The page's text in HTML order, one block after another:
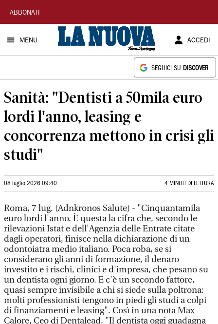
La
Nuova
Sardegna
ABBONATI
MENU ACCEDI
SEGUICI SU DISCOVER
Sanità: "Dentisti a 50mila euro
lordi l'anno, leasing e
concorrenza mettono in crisi gli
studi"
08 luglio 2026 09:40 4 MINUTI DI LETTURA
Roma, 7 lug. (Adnkronos Salute) - "Cinquantamila
euro lordi l'anno. È questa la cifra che, secondo le
rilevazioni Istat e dell'Agenzia delle Entrate citate
dagli operatori, finisce nella dichiarazione di un
odontoiatra medio italiano. Poca roba, se si
considerano gli anni di formazione, il denaro
investito e i rischi, clinici e d'impresa, che pesano su
un dentista ogni giorno. E c'è un secondo fattore,
quasi sempre invisibile a chi si siede sulla poltrona:
molti professionisti tengono in piedi gli studi a colpi
di finanziamenti e leasing". Così in una nota Max
Calore, Ceo di Dentalead. "Il dentista oggi guadagna